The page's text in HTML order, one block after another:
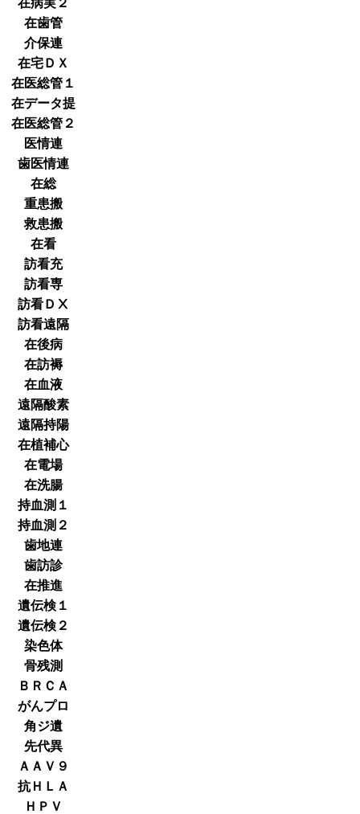
在歯管
介保連
在宅ＤＸ
在医総管１
在データ提
在医総管２
医情連
歯医情連
在総
重患搬
救患搬
在看
訪看充
訪看専
訪看ＤⅩ
訪看遠隔
在後病
在訪褥
在血液
遠隔酸素
遠隔持陽
在植補心
在電場
在洗腸
持血測１
持血測２
歯地連
歯訪診
在推進
遺伝検１
遺伝検２
染色体
骨残測
ＢＲＣＡ
がんプロ
角ジ遺
先代異
ＡＡＶ９
抗ＨＬＡ
ＨＰＶ